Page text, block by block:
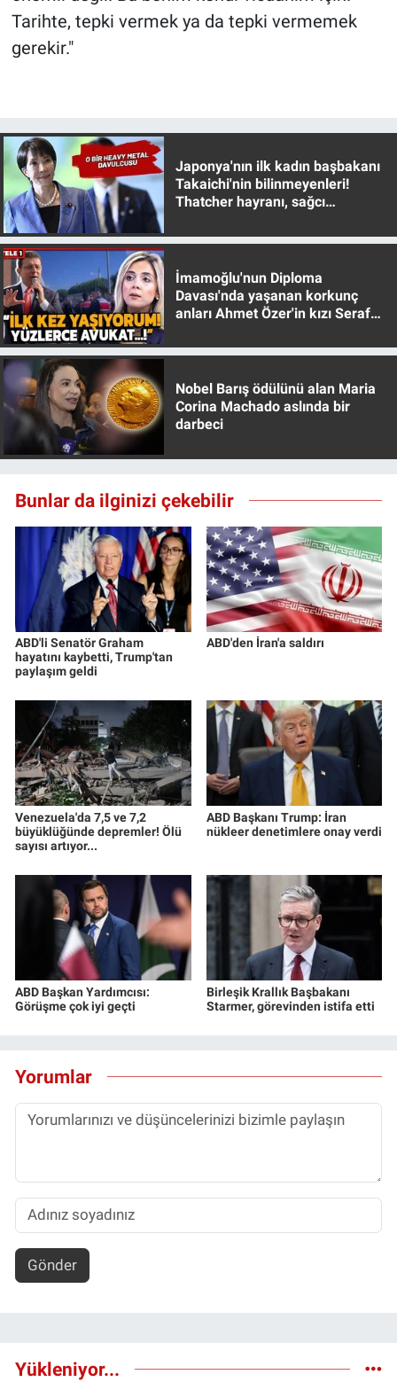
Tarihte, tepki vermek ya da tepki vermemek
gerekir."
Japonya'nın ilk kadın başbakanı
Takaichi'nin bilinmeyenleri!
Thatcher hayranı, sağcı
İmamoğlu'nun Diploma
Davası'nda yaşanan korkunç
anları Ahmet Özer'in kızı Seraf
Nobel Barış ödülünü alan Maria
Corina Machado aslında bir
darbeci
Bunlar da ilginizi çekebilir
ABD'li Senatör Graham
hayatını kaybetti, Trump'tan
paylaşım geldi
ABD'den İran'a saldırı
Venezuela'da 7,5 ve 7,2
büyüklüğünde depremler! Ölü
sayısı artıyor...
ABD Başkanı Trump: İran
nükleer denetimlere onay verdi
ABD Başkan Yardımcısı:
Görüşme çok iyi geçti
Birleşik Krallık Başbakanı
Starmer, görevinden istifa etti
Yorumlar
Gönder
Yükleniyor...